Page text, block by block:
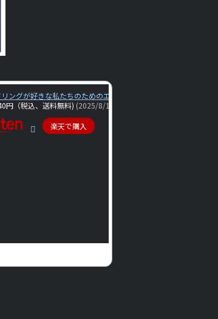
ングが好きな私たちのためのエンジニアリングマネジャー入門
円（税込、送料無料) (2025/8/1時点)
楽天で購入